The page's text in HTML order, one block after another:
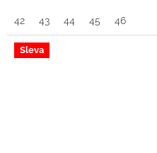
42 43 44 45 46
Sleva